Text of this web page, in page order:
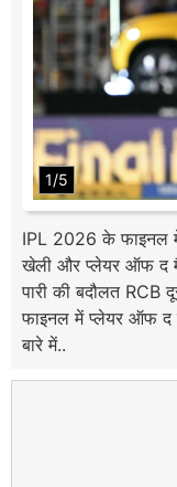
1/5
IPL 2026 के फाइनल में
खेली और प्लेयर ऑफ द
पारी की बदौलत RCB
फाइनल में प्लेयर ऑफ द
बारे में..